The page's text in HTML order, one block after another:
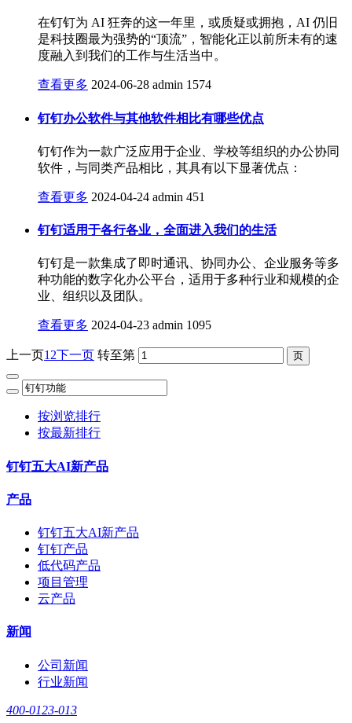
在钉钉为 AI 狂奔的这一年里，或质疑或拥抱，AI 仍旧
是科技圈最为强势的“顶流”，智能化正以前所未有的速
度融入到我们的工作与生活当中。
查看更多 2024-06-28 admin 1574
钉钉办公软件与其他软件相比有哪些优点
钉钉作为一款广泛应用于企业、学校等组织的办公协同
软件，与同类产品相比，其具有以下显著优点：
查看更多 2024-04-24 admin 451
钉钉适用于各行各业，全面进入我们的生活
钉钉是一款集成了即时通讯、协同办公、企业服务等多
种功能的数字化办公平台，适用于多种行业和规模的企
业、组织以及团队。
查看更多 2024-04-23 admin 1095
上一页1 2下一页 转至第
按浏览排行
按最新排行
钉钉五大AI新产品
产品
钉钉五大AI新产品
钉钉产品
低代码产品
项目管理
云产品
新闻
公司新闻
行业新闻
400-0123-013